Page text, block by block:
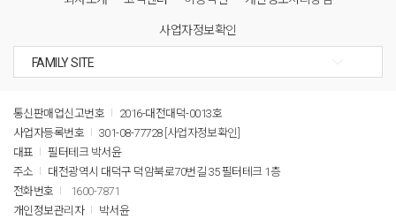
사업자정보확인
통신판매업신고번호
2016-대전대덕-0013호
사업자등록번호
301-08-77728 [사업자정보확인]
대표
필터테크 박서윤
주소
대전광역시 대덕구 덕암북로70번길 35 필터테크 1층
전화번호
1600-7871
개인정보관리자
박서윤